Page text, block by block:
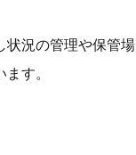
状況の管理や保管場
す。